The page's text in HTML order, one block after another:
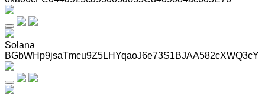
Solana
BGbWHp9jsaTmcu9Z5LHYqaoJ6e73S1BJAA582cXWQ3cY